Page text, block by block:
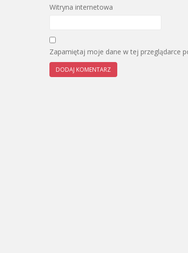
Witryna internetowa
Zapamiętaj moje dane w tej przeglądarce